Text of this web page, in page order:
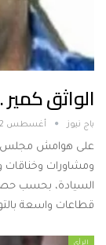
الواثق
باج نيوز أغسطس 22, 2019
على هوامش مجلس
ومشاورات
السيادة، بحسب حصة
قطاعات واسعة
الرأي